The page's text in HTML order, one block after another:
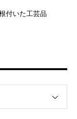
付いた工芸品